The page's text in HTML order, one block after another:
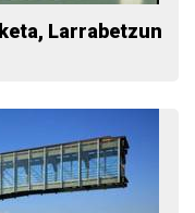
Larrabetzun